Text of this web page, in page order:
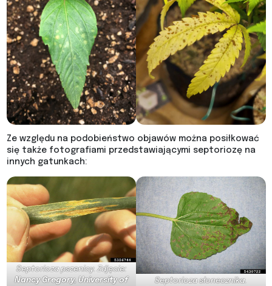
Ze względu na podobieństwo objawów można posiłkować
się także fotografiami przedstawiającymi septoriozę na
innych gatunkach:
Septorioza pszenicy. Zdjęcie:
Nancy Gregory, University of
Septorioza słonecznika.